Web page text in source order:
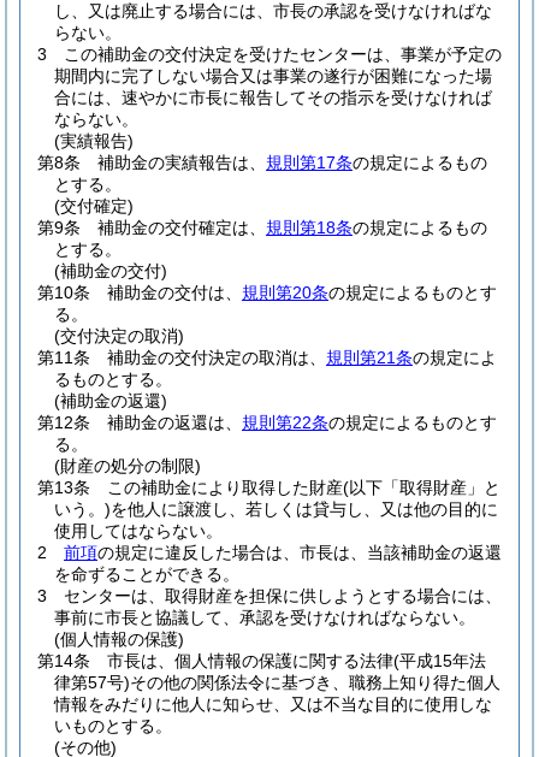
し、又は廃止する場合には、市長の承認を受けなければな
らない。
3
この補助金の交付決定を受けたセンターは、事業が予定の
期間内に完了しない場合又は事業の遂行が困難になった場
合には、速やかに市長に報告してその指示を受けなければ
ならない。
(実績報告)
第8条
補助金の実績報告は、 規則第17条の規定によるもの
とする。
(交付確定)
第9条
補助金の交付確定は、 規則第18条の規定によるもの
とする。
(補助金の交付)
第10条
補助金の交付は、 規則第20条の規定によるものとす
る。
(交付決定の取消)
第11条
補助金の交付決定の取消は、 規則第21条の規定によ
るものとする。
(補助金の返還)
第12条
補助金の返還は、 規則第22条の規定によるものとす
る。
(財産の処分の制限)
第13条
この補助金により取得した財産(以下「取得財産」と
いう。)を他人に譲渡し、若しくは貸与し、又は他の目的に
使用してはならない。
2
前項の規定に違反した場合は、市長は、当該補助金の返還
を命ずることができる。
3
センターは、取得財産を担保に供しようとする場合には、
事前に市長と協議して、承認を受けなければならない。
(個人情報の保護)
第14条
市長は、個人情報の保護に関する法律(平成15年法
律第57号)その他の関係法令に基づき、職務上知り得た個人
情報をみだりに他人に知らせ、又は不当な目的に使用しな
いものとする。
(その他)